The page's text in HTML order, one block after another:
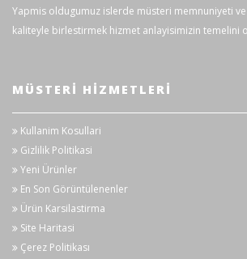
Yapmis oldugumuz islerde müsteri memnuniyeti
kaliteyle birlestirmek hizmet anlayisimizin temelini
MÜSTERI HIZMETLERI
Kullanim Kosullari
Gizlilik Politikasi
Yeni Ürünler
En Son Görüntülenenler
Ürün Karsilastirma
Site Haritasi
Çerez Politikası